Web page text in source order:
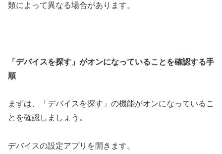
類によって異なる場合があります。
「デバイスを探す」がオンになっていることを確認する手
順
まずは、「デバイスを探す」の機能がオンになっているこ
とを確認しましょう。
デバイスの設定アプリを開きます。